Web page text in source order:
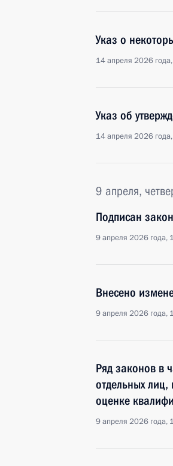
Указ о
14 апреля 2026
Указ об
14 апреля 2026
9 апреля,
Подписан
9 апреля 2026 года,
Внесено
9 апреля 2026 года,
Ряд законов в
отдельных
оценке
9 апреля 2026 года,